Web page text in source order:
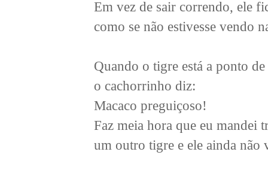
Em vez de sair correndo, ele
como se não estivesse vendo
Quando o tigre está a ponto
o cachorrinho diz:
Macaco preguiçoso!
Faz meia hora que eu mandei
um outro tigre e ele ainda não